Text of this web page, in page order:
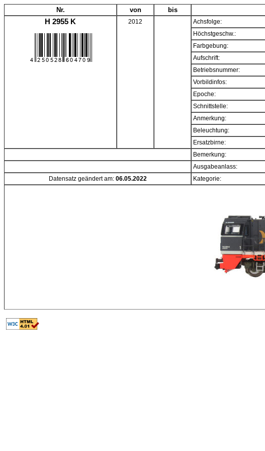
Nr. von bis
H 2955 K 2012 Achsfolge:
Höchstgeschw.:
Farbgebung:
Aufschrift:
Betriebsnummer:
Vorbildinfos:
Epoche:
Schnittstelle:
Anmerkung:
Beleuchtung:
Ersatzbirne:
Bemerkung:
Ausgabeanlass:
Datensatz geändert am: 06.05.2022 Kategorie: